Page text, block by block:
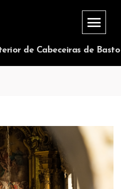
de Cabeceiras de Basto